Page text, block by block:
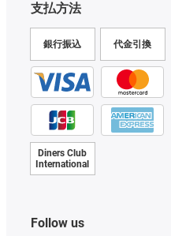
支払方法
銀行振込 代金引換
Diners Club
International
Follow us